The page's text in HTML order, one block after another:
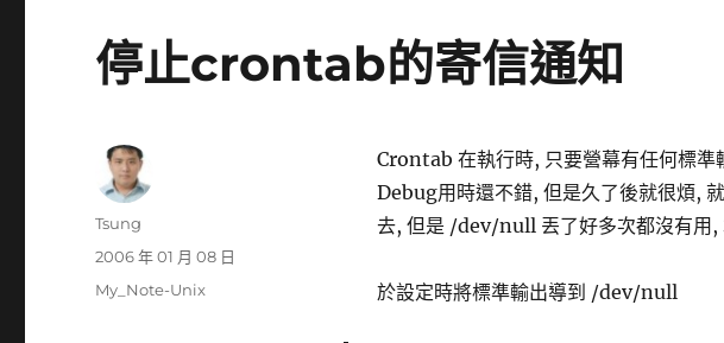
停止crontab的寄信通知
Crontab 在執行時, 只要營幕有任何標準
Debug用時還不錯, 但是久了後就很煩,
去, 但是 /dev/null 丟了好多次都沒有用,
於設定時將標準輸出導到 /dev/null
作
Tsung
發
日
2006 年 01 月 08 日
分
My_Note-Unix